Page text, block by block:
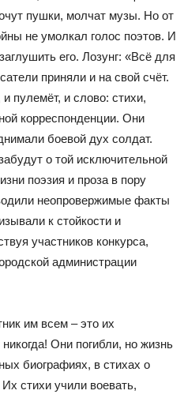
пушки, молчат музы. Но от
не умолкал голос поэтов. И
его. Лозунг: «Всё для
приняли и на свой счёт.
пулемёт, и слово: стихи,
корреспонденции. Они
боевой дух солдат.
о той исключительной
поэзия и проза в пору
неопровержимые факты
к стойкости и
участников конкурса,
администрации
им всем – это их
Они погибли, но жизнь
биографиях, в стихах о
стихи учили воевать,